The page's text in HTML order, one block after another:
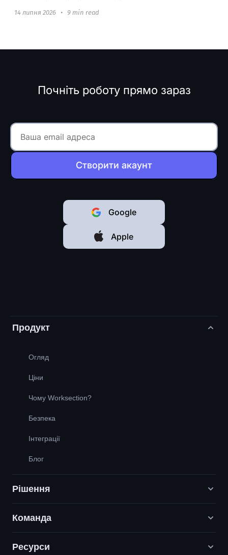
14 липня 2026 • 9 min read
Почніть роботу прямо зараз
Створити акаунт
Google
Apple
Продукт
Огляд
Ціни
Чому Worksection?
Безпека
Інтеграції
Блог
Рішення
Digital Маркетинг агенції
Команда
Вакансії
Ресурси